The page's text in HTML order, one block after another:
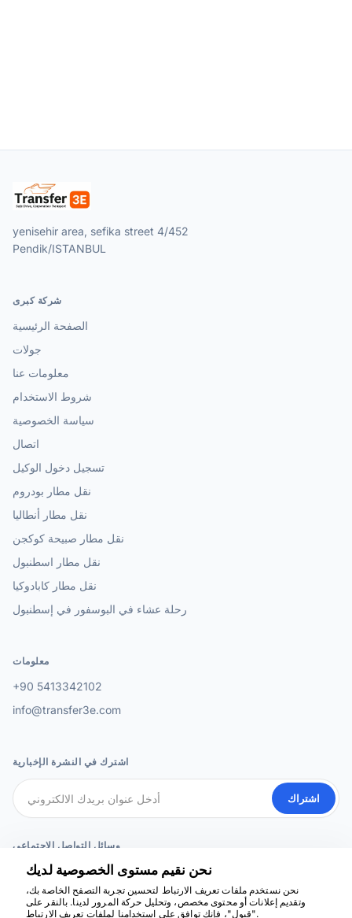
yenisehir area, sefika street 4/452
Pendik/ISTANBUL
شركة كبرى
الصفحة الرئيسية
جولات
معلومات عنا
شروط الاستخدام
سياسة الخصوصية
اتصال
تسجيل دخول الوكيل
نقل مطار بودروم
نقل مطار أنطاليا
نقل مطار صبيحة كوكجن
نقل مطار اسطنبول
نقل مطار كابادوكيا
رحلة عشاء في البوسفور في إسطنبول
معلومات
+90 5413342102
info@transfer3e.com
اشترك في النشرة الإخبارية
اشتراك
وسائل التواصل الاجتماعي
نحن نقيم مستوى الخصوصية لديك
نحن نستخدم ملفات تعريف الارتباط لتحسين تجربة التصفح الخاصة بك،
وتقديم إعلانات أو محتوى مخصص، وتحليل حركة المرور لدينا. بالنقر على
"قبول"، فإنك توافق على استخدامنا لملفات تعريف الارتباط.
نحن هنا للمساعدة